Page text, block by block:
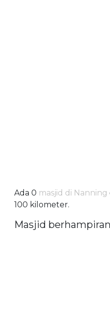
Ada 0 masjid di Nanning
100 kilometer.
Masjid